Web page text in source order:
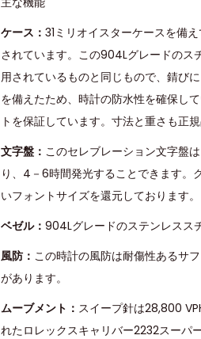
ケース： 31ミリオイスターケースを備
されています。この904Lグレードのス
用されているものと同じもので、錆び
を備えたため、時計の防水性を確保し
トを保証しています。寸法と重さも正
文字盤： このセレブレーション文字盤
り、4－6時間発光することできます。
いフォントサイズを還元しております。
ベゼル： 904Lグレードのステンレスス
風防： この時計の風防は耐傷性あるサ
があります。
ムーブメント： スイープ針は28,800
れたロレックスキャリバー2232スーパ